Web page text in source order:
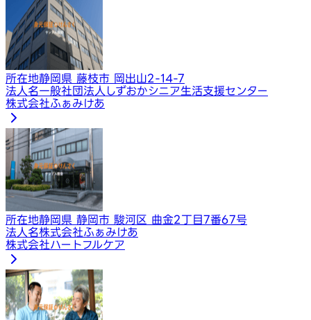
所在地静岡県 藤枝市 岡出山2-14-7
法人名一般社団法人しずおかシニア生活支援センター
株式会社ふぁみけあ
所在地静岡県 静岡市 駿河区 曲金2丁目7番67号
法人名株式会社ふぁみけあ
株式会社ハートフルケア